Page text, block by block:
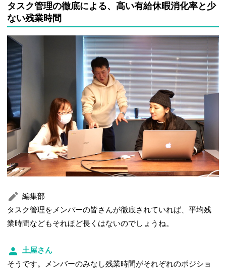
タスク管理の徹底による、高い有給休暇消化率と少
ない残業時間
編集部
タスク管理をメンバーの皆さんが徹底されていれば、平均残
業時間などもそれほど長くはないのでしょうね。
土屋さん
そうです。メンバーのみなし残業時間がそれぞれのポジショ